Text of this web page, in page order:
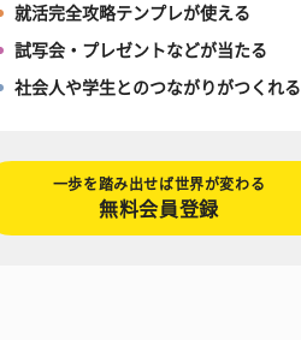
就活完全攻略テンプレが使える
試写会・プレゼントなどが当たる
社会人や学生とのつながりがつくれる
一歩を踏み出せば世界が変わる
無料会員登録